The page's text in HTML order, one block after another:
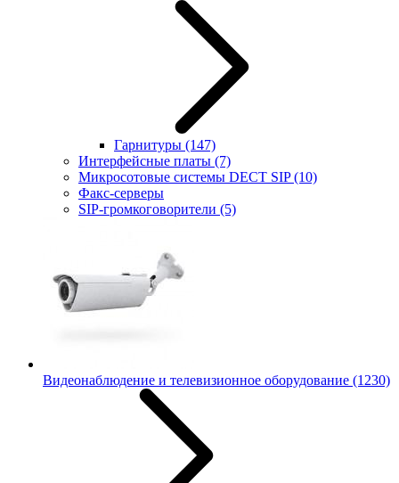
Гарнитуры (147)
Интерфейсные платы (7)
Микросотовые системы DECT SIP(10)
Факс-серверы
SIP-громкоговорители (5)
Видеонаблюдение и телевизионное оборудование (1230)